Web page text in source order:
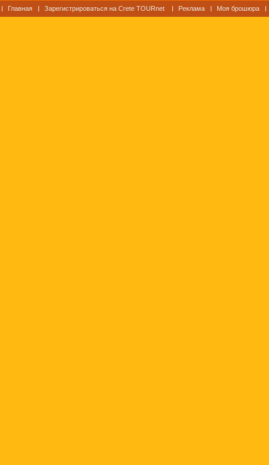
Главная Зарегистрироваться на Crete TOURnet Реклама Моя брошюра